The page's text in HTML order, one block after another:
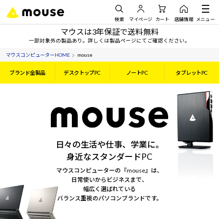
検索 マイページ カート 店舗情報 メニュー
マウスは3年保証で送料無料
一部対象外の製品あり。詳しくは製品ページにてご確認ください。
マウスコンピューターHOME mouse
ブランド全製品 デスクトップPC ノートPC タブレットPC
日々の生活や仕事、学業に。
身近なスタンダードPC
マウスコンピューターの『mouse』は、
日常使いからビジネスまで、
幅広く選ばれている
バランス重視のパソコンブランドです。